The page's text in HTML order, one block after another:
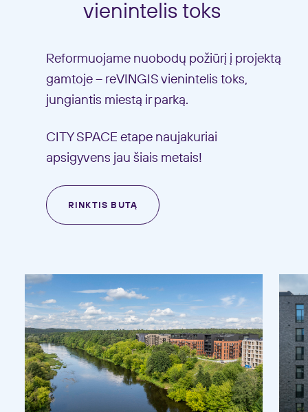
vienintelis toks
Reformuojame nuobodų požiūrį į projektą
gamtoje – reVINGIS vienintelis toks,
jungiantis miestą ir parką.
CITY SPACE etape naujakuriai
apsigyvens jau šiais metais!
RINKTIS BUTĄ